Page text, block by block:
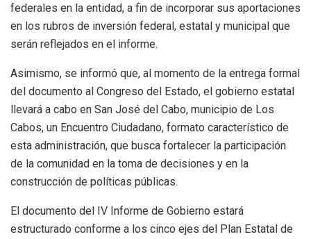
federales en la entidad, a fin de incorporar sus aportaciones
en los rubros de inversión federal, estatal y municipal que
serán reflejados en el informe.
Asimismo, se informó que, al momento de la entrega formal
del documento al Congreso del Estado, el gobierno estatal
llevará a cabo en San José del Cabo, municipio de Los
Cabos, un Encuentro Ciudadano, formato característico de
esta administración, que busca fortalecer la participación
de la comunidad en la toma de decisiones y en la
construcción de políticas públicas.
El documento del IV Informe de Gobierno estará
estructurado conforme a los cinco ejes del Plan Estatal de